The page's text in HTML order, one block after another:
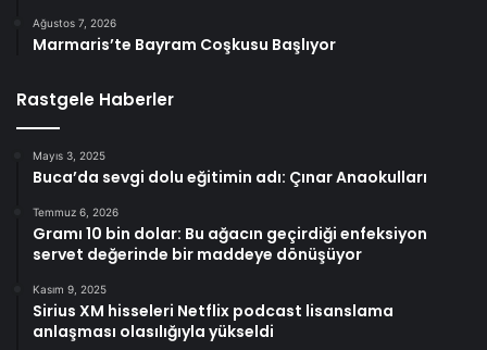
Ağustos 7, 2026
Marmaris’te Bayram Coşkusu Başlıyor
Rastgele Haberler
Mayıs 3, 2025
Buca’da sevgi dolu eğitimin adı: Çınar Anaokulları
Temmuz 6, 2026
Gramı 10 bin dolar: Bu ağacın geçirdiği enfeksiyon
servet değerinde bir maddeye dönüşüyor
Kasım 9, 2025
Sirius XM hisseleri Netflix podcast lisanslama
anlaşması olasılığıyla yükseldi